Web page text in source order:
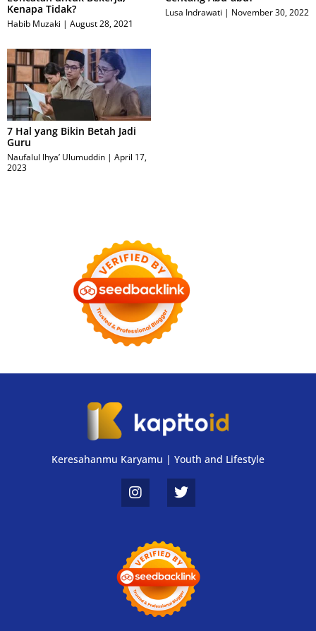
Kenapa Tidak?
Habib Muzaki August 28, 2021
Lusa Indrawati November 30, 2022
7 Hal yang Bikin Betah Jadi
Guru
Naufalul Ihya’ Ulumuddin
April 17,
2023
Keresahanmu Karyamu | Youth and Lifestyle